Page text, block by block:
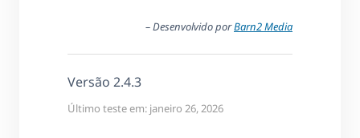
– Desenvolvido porBarn2 Media
Versão 2.4.3
Último teste em: janeiro 26, 2026